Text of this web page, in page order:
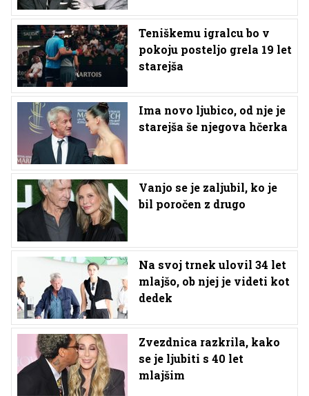
Teniškemu igralcu bo v
pokoju posteljo grela 19 let
starejša
Ima novo ljubico, od nje je
starejša še njegova hčerka
Vanjo se je zaljubil, ko je
bil poročen z drugo
Na svoj trnek ulovil 34 let
mlajšo, ob njej je videti kot
dedek
Zvezdnica razkrila, kako
se je ljubiti s 40 let
mlajšim